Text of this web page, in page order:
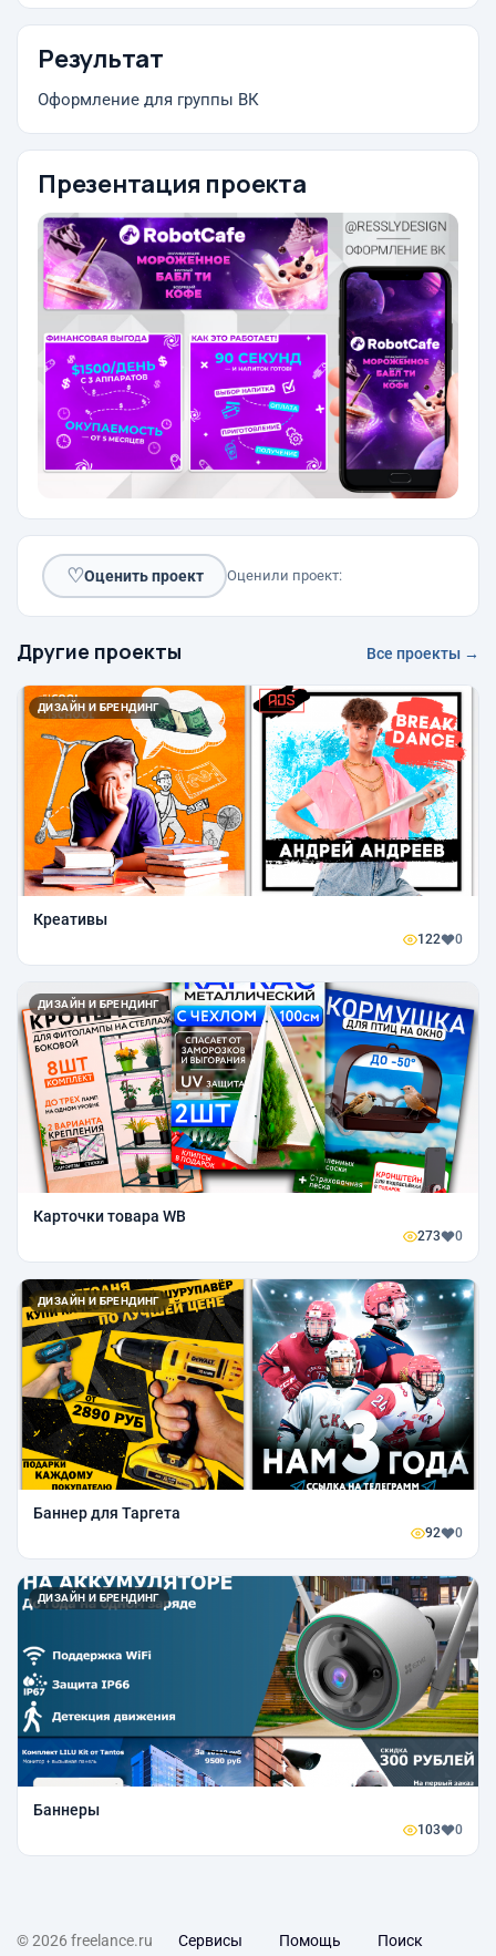
Результат
Оформление для группы ВК
Презентация проекта
♡Оценить проект Оценили проект:
Другие проекты Все проекты →
ДИЗАЙН И БРЕНДИНГ
Креативы
122 0
ДИЗАЙН И БРЕНДИНГ
Карточки товара WB
273 0
ДИЗАЙН И БРЕНДИНГ
Баннер для Таргета
92 0
ДИЗАЙН И БРЕНДИНГ
Баннеры
103 0
© 2026 freelance.ru Сервисы Помощь Поиск